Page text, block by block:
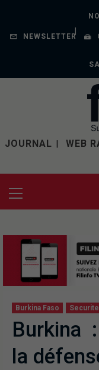
NEWSLETTER
JOURNAL WEB
Burkina Faso Securite
Burkina
la